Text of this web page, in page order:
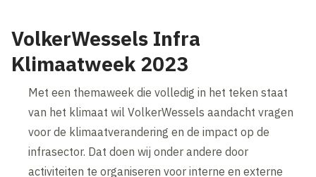
VolkerWessels Infra
Klimaatweek 2023
Met een themaweek die volledig in het teken staat
van het klimaat wil VolkerWessels aandacht vragen
voor de klimaatverandering en de impact op de
infrasector. Dat doen wij onder andere door
activiteiten te organiseren voor interne en externe